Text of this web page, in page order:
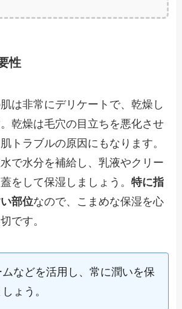
性
は非常にデリケートで、乾燥し
乾燥は毛穴の目立ちを悪化させ
トラブルの原因にもなります。
で水分を補給し、乳液やクリー
をして保湿しましょう。特に指
部位なので、こまめな保湿を心
です。
などを活用し、常に潤いを保
ょう。